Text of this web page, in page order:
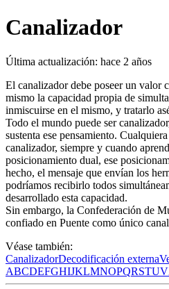
Canalizador
Última actualización: hace 2 años
El canalizador debe poseer un valor
mismo la capacidad propia de
inmiscuirse en el mismo, y tratarlo
Todo el mundo puede ser
sustenta ese pensamiento.
canalizador, siempre y cuando
posicionamiento dual, ese
hecho, el mensaje que envían los
podríamos recibirlo todos
desarrollado esta capacidad.
Sin embargo, la Confederación de
confiado en Puente como único
Véase también:
CanalizadorDecodificación externa
ABCDEFGHIJKLMNOPQRSTUV